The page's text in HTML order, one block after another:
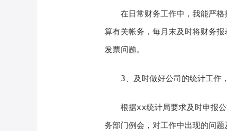
在日常财务工作中，我能严格
算有关帐务，每月末及时将财务
发票问题。
3、及时做好公司的统计工作，
根据xx统计局要求及时申报公
务部门例会，对工作中出现的问